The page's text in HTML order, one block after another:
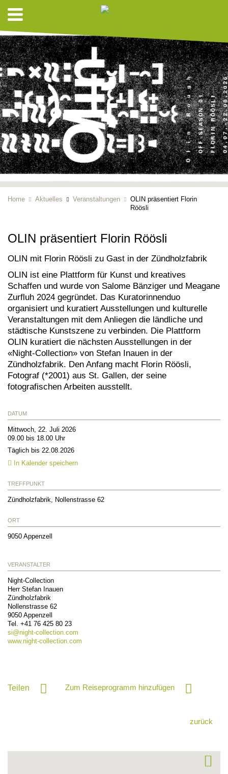
Home Aktuelles Veranstaltungen
OLIN präsentiert Florin
Röösli
OLIN präsentiert Florin Röösli
OLIN mit Florin Röösli zu Gast in der Zündholzfabrik
OLIN ist eine Plattform für Kunst und kreatives
Schaffen und wurde von Salome Bänziger und Meagane
Zurfluh 2024 gegründet. Das Kuratorinnenduo
organisiert und kuratiert Ausstellungen und kulturelle
Veranstaltungen mit dem Anliegen die ländliche und
städtische Kunstszene zu verbinden. Die Plattform
OLIN kuratiert die nächsten Ausstellungen in der
«Night-Collection» von Stefan Inauen in der
Zündholzfabrik. Den Anfang macht Florin Röösli,
Fotograf (*2001) aus St. Gallen, der seine
fotografischen Arbeiten ausstellt.
DATUM
Mittwoch, 22. Juli 2026
09.00 bis 18.00 Uhr
Täglich bis 22.08.2026
In Kalender speichern
TREFFPUNKT
Zündholzfabrik, Nollenstrasse 62
ORT
9050 Appenzell
VERANSTALTER
Night-Collection
Herr Stefan Inauen
Zündholzfabrik
Nollenstrasse 62
9050 Appenzell
Tel. +41 76 425 80 23
si@night-collection.com
www.night-collection.com
Teilen Zum Reiseprogramm hinzufügen
zurück